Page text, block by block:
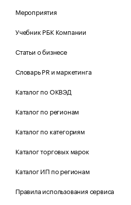
Мероприятия
Учебник РБК Компании
Статьи о бизнесе
Словарь PR и маркетинга
Каталог по ОКВЭД
Каталог по регионам
Каталог по категориям
Каталог торговых марок
Каталог ИП по регионам
Правила использования сервиса